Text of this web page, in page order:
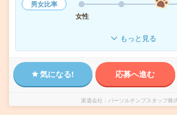
男女比率
女性
もっと見る
気になる! 応募へ進む
派遣会社 パーソルテンプスタッフ株